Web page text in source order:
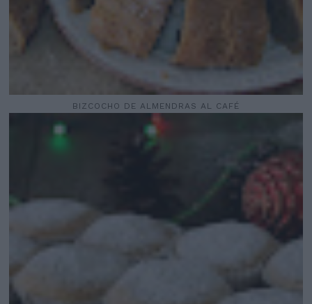
BIZCOCHO DE ALMENDRAS AL CAFÉ